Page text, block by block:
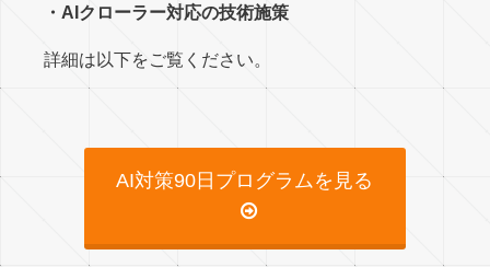
・AIクローラー対応の技術施策
詳細は以下をご覧ください。
AI対策90日プログラムを見る